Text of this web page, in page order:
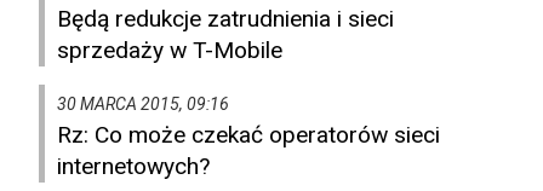
Będą redukcje zatrudnienia i sieci
sprzedaży w T-Mobile
30 MARCA 2015, 09:16
Rz: Co może czekać operatorów sieci
internetowych?